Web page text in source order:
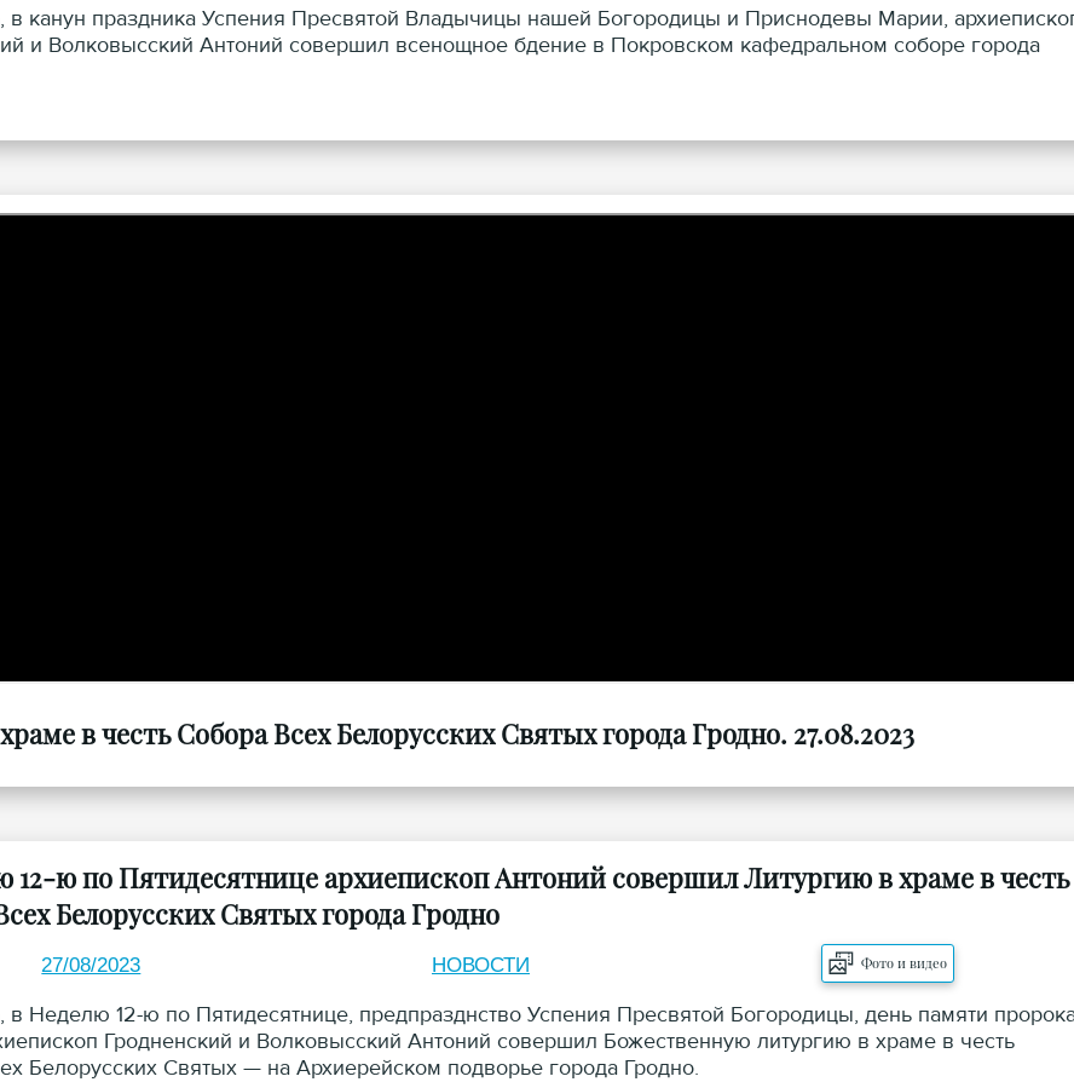
в канун праздника Успения Пресвятой Владычицы нашей Богородицы и Приснодевы Марии,
и Волковысский Антоний совершил всенощное бдение в Покровском кафедральном соборе города
в честь Собора Всех Белорусских Святых города Гродно. 27.08.2023
12-ю по Пятидесятнице архиепископ Антоний совершил Литургию в храме в честь
Белорусских Святых города Гродно
27/08/2023 НОВОСТИ Фото и видео
в Неделю 12-ю по Пятидесятнице, предпразднство Успения Пресвятой Богородицы, день памяти
Гродненский и Волковысский Антоний совершил Божественную литургию в храме в честь
Белорусских Святых — на Архиерейском подворье города Гродно.